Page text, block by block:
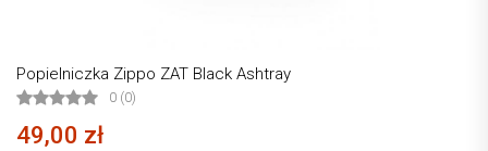
Popielniczka Zippo ZAT Black Ashtray
0 (0)
49,00 zł